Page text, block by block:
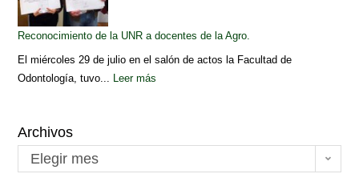
Reconocimiento de la UNR a docentes de la Agro.
El miércoles 29 de julio en el salón de actos la Facultad de
Odontología, tuvo...
Leer más
Archivos
Elegir mes